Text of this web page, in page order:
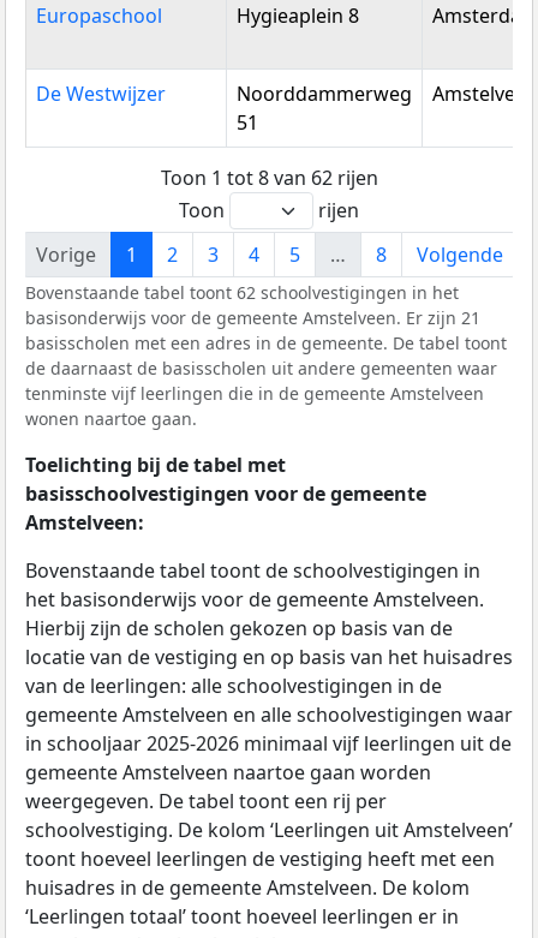
Europaschool Hygieaplein 8 Amsterdam
De Westwijzer
Noorddammerweg
51
Amstelveen
Toon 1 tot 8 van 62 rijen
Toon
rijen
Vorige
1 2 3 4 5 … 8 Volgende
Bovenstaande tabel toont 62 schoolvestigingen in het
basisonderwijs voor de gemeente Amstelveen. Er zijn 21
basisscholen met een adres in de gemeente. De tabel toont
de daarnaast de basisscholen uit andere gemeenten waar
tenminste vijf leerlingen die in de gemeente Amstelveen
wonen naartoe gaan.
Toelichting bij de tabel met
basisschoolvestigingen voor de gemeente
Amstelveen:
Bovenstaande tabel toont de schoolvestigingen in
het basisonderwijs voor de gemeente Amstelveen.
Hierbij zijn de scholen gekozen op basis van de
locatie van de vestiging en op basis van het huisadres
van de leerlingen: alle schoolvestigingen in de
gemeente Amstelveen en alle schoolvestigingen waar
in schooljaar 2025-2026 minimaal vijf leerlingen uit de
gemeente Amstelveen naartoe gaan worden
weergegeven. De tabel toont een rij per
schoolvestiging. De kolom ‘Leerlingen uit Amstelveen’
toont hoeveel leerlingen de vestiging heeft met een
huisadres in de gemeente Amstelveen. De kolom
‘Leerlingen totaal’ toont hoeveel leerlingen er in